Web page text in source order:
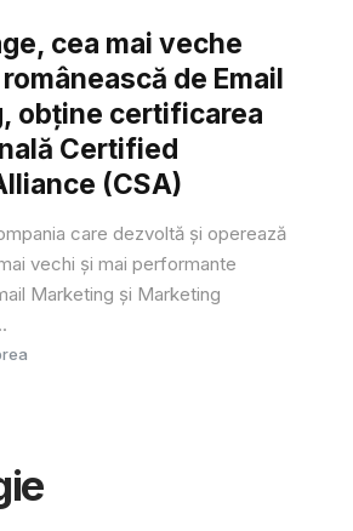
cea mai veche
de Email
obține certificarea
Certified
(CSA)
care dezvoltă și operează
vechi și mai performante
Marketing și Marketing